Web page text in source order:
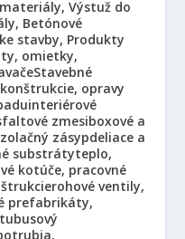
Výstuž do
Betónové
stavby, Produkty
omietky,
Stavebné
opravy
interiérové
zmesiboxové a
zásypdeliace a
substrátyteplo,
kotúče, pracovné
rohové ventily,
prefabrikáty,